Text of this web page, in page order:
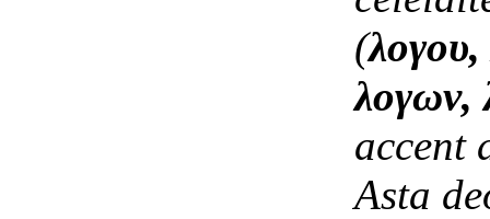
(
λογων,
accent
Asta